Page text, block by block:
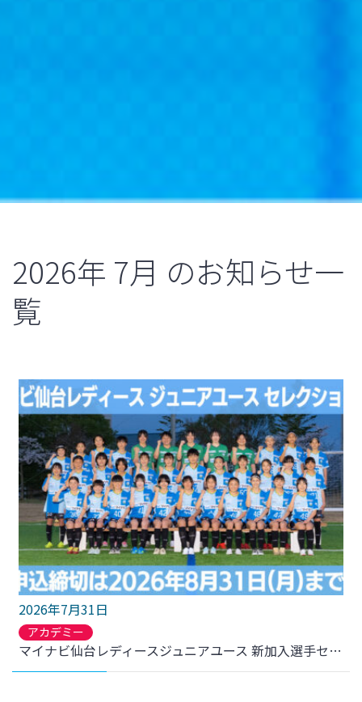
2026年 7月 のお知らせ一
覧
2026年7月31日
アカデミー
マイナビ仙台レディースジュニアユース 新加入選手セレクション開催